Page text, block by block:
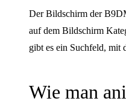
Der Bildschirm der
auf dem Bildschirm
gibt es ein Suchfeld, mit
Wie man